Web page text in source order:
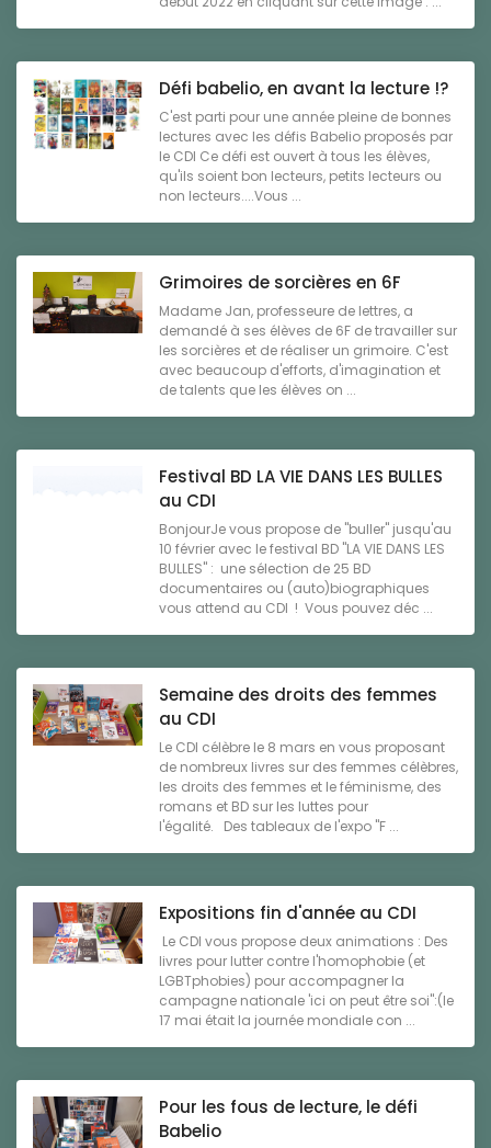
Défi babelio, en avant la lecture !?
C'est parti pour une année pleine de bonnes
lectures avec les défis Babelio proposés par
le CDI Ce défi est ouvert à tous les élèves,
qu'ils soient bon lecteurs, petits lecteurs ou
non lecteurs....Vous ...
Grimoires de sorcières en 6F
Madame Jan, professeure de lettres, a
demandé à ses élèves de 6F de travailler sur
les sorcières et de réaliser un grimoire. C'est
avec beaucoup d'efforts, d'imagination et
de talents que les élèves on ...
Festival BD LA VIE DANS LES BULLES
au CDI
BonjourJe vous propose de "buller" jusqu'au
10 février avec le festival BD "LA VIE DANS LES
BULLES" : une sélection de 25 BD
documentaires ou (auto)biographiques
vous attend au CDI ! Vous pouvez déc ...
Semaine des droits des femmes
au CDI
Le CDI célèbre le 8 mars en vous proposant
de nombreux livres sur des femmes célèbres,
les droits des femmes et le féminisme, des
romans et BD sur les luttes pour
l'égalité. Des tableaux de l'expo "F ...
Expositions fin d'année au CDI
Le CDI vous propose deux animations : Des
livres pour lutter contre l'homophobie (et
LGBTphobies) pour accompagner la
campagne nationale 'ici on peut être soi":(le
17 mai était la journée mondiale con ...
Pour les fous de lecture, le défi
Babelio